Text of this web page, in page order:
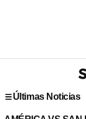
Últimas Noticias